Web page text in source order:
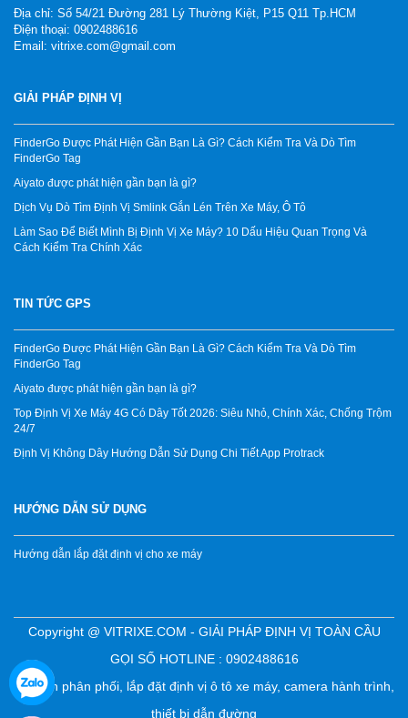
Địa chỉ: Số 54/21 Đường 281 Lý Thường Kiệt, P15 Q11 Tp.HCM
Điện thoại: 0902488616
Email: vitrixe.com@gmail.com
GIẢI PHÁP ĐỊNH VỊ
FinderGo Được Phát Hiện Gần Bạn Là Gì? Cách Kiểm Tra Và Dò Tìm
FinderGo Tag
Aiyato được phát hiện gần bạn là gì?
Dịch Vụ Dò Tìm Định Vị Smlink Gắn Lén Trên Xe Máy, Ô Tô
Làm Sao Để Biết Mình Bị Định Vị Xe Máy? 10 Dấu Hiệu Quan Trọng Và
Cách Kiểm Tra Chính Xác
TIN TỨC GPS
FinderGo Được Phát Hiện Gần Bạn Là Gì? Cách Kiểm Tra Và Dò Tìm
FinderGo Tag
Aiyato được phát hiện gần bạn là gì?
Top Định Vị Xe Máy 4G Có Dây Tốt 2026: Siêu Nhỏ, Chính Xác, Chống Trộm
24/7
Định Vị Không Dây Hướng Dẫn Sử Dụng Chi Tiết App Protrack
HƯỚNG DẪN SỬ DỤNG
Hướng dẫn lắp đặt định vị cho xe máy
Copyright @ VITRIXE.COM - GIẢI PHÁP ĐỊNH VỊ TOÀN CẦU
GỌI SỐ HOTLINE : 0902488616
Chuyên phân phối, lắp đặt định vị ô tô xe máy, camera hành trình,
thiết bị dẫn đường